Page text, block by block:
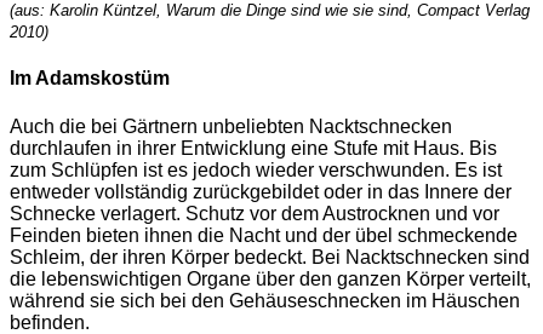
(aus: Karolin Küntzel, Warum die Dinge sind wie sie sind, Compact Verlag
2010)
Im Adamskostüm
Auch die bei Gärtnern unbeliebten Nacktschnecken
durchlaufen in ihrer Entwicklung eine Stufe mit Haus. Bis
zum Schlüpfen ist es jedoch wieder verschwunden. Es ist
entweder vollständig zurückgebildet oder in das Innere der
Schnecke verlagert. Schutz vor dem Austrocknen und vor
Feinden bieten ihnen die Nacht und der übel schmeckende
Schleim, der ihren Körper bedeckt. Bei Nacktschnecken sind
die lebenswichtigen Organe über den ganzen Körper verteilt,
während sie sich bei den Gehäuseschnecken im Häuschen
befinden.